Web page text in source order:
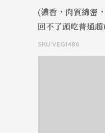
(濃香，肉質綿密
回不了頭吃普通
SKU:VEG1486